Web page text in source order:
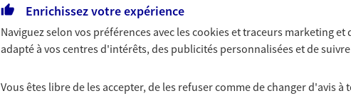
Toutes nos solutions
Enrichissez votre expérience
Naviguez selon vos préférences avec lescookies et traceurs marketing et
adapté à vos centres d'intérêts, des publicités personnalisées et de
Vous êtes libre de les accepter, de les refuser comme de changer d'avis